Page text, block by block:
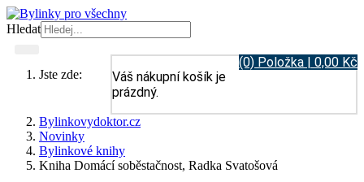
Hledat
(0) Položka | 0,00 Kč
Váš nákupní košík je
prázdný.
Jste zde:
Bylinkovydoktor.cz
Novinky
Bylinkové knihy
Kniha Domácí soběstačnost, Radka Svatošová